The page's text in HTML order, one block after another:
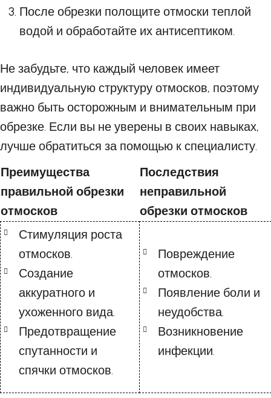
После обрезки полощите отмоски теплой
водой и обработайте их антисептиком.
Не забудьте, что каждый человек имеет
индивидуальную структуру отмосков, поэтому
важно быть осторожным и внимательным при
обрезке. Если вы не уверены в своих навыках,
лучше обратиться за помощью к специалисту.
Преимущества
правильной обрезки
отмосков
Последствия
неправильной
обрезки отмосков
Стимуляция роста
отмосков.
Создание
аккуратного и
ухоженного вида.
Предотвращение
спутанности и
спячки отмосков.
Повреждение
отмосков.
Появление боли и
неудобства.
Возникновение
инфекции.